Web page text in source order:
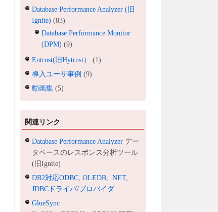
Database Performance Analyzer (旧
Ignite) (83)
Database Performance Monitor
(DPM) (9)
Entrust(旧Hytrust）
(1)
導入ユーザ事例 (9)
動画集 (5)
関連リンク
Database Performance Analyzer デー
タベースのレスポンス分析ツール
(旧Ignite)
DB2対応ODBC, OLEDB, .NET,
JDBCドライバ/プロバイダ
GlueSync